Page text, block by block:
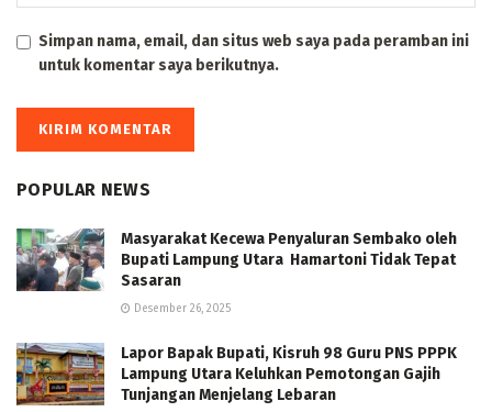
Simpan nama, email, dan situs web saya pada peramban ini
untuk komentar saya berikutnya.
POPULAR NEWS
Masyarakat Kecewa Penyaluran Sembako oleh
Bupati Lampung Utara Hamartoni Tidak Tepat
Sasaran
Desember 26, 2025
Lapor Bapak Bupati, Kisruh 98 Guru PNS PPPK
Lampung Utara Keluhkan Pemotongan Gajih
Tunjangan Menjelang Lebaran